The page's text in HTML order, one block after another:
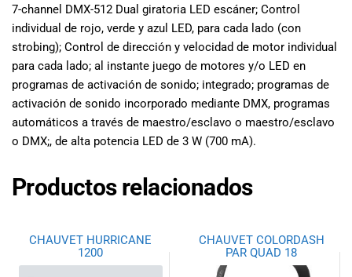
de nuestra
página web y
recibe tu
pedido en la
comodidad de
tu hogar.
¡Descubre el
mundo de la
música con
Ecuador!
7-channel DMX-512 Dual giratoria LED escáner; Control
individual de rojo, verde y azul LED, para cada lado (con
strobing); Control de dirección y velocidad de motor individual
para cada lado; al instante juego de motores y/o LED en
programas de activación de sonido; integrado; programas de
activación de sonido incorporado mediante DMX, programas
automáticos a través de maestro/esclavo o maestro/esclavo
o DMX;, de alta potencia LED de 3 W (700 mA).
Productos relacionados
CHAUVET HURRICANE
1200
CHAUVET COLORDASH
PAR QUAD 18